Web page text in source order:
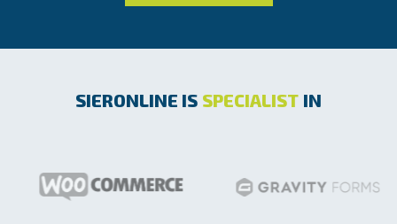
SIERONLINE IS SPECIALIST IN